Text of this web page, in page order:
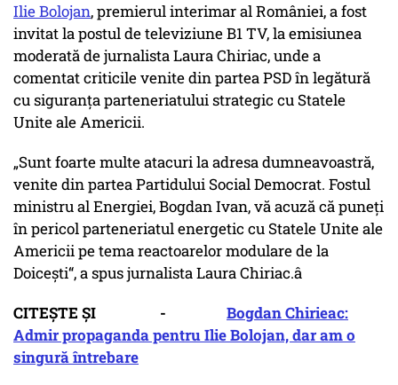
Ilie Bolojan, premierul interimar al României, a fost
invitat la postul de televiziune B1 TV, la emisiunea
moderată de jurnalista Laura Chiriac, unde a
comentat criticile venite din partea PSD în legătură
cu siguranța parteneriatului strategic cu Statele
Unite ale Americii.
„Sunt foarte multe atacuri la adresa dumneavoastră,
venite din partea Partidului Social Democrat. Fostul
ministru al Energiei, Bogdan Ivan, vă acuză că puneți
în pericol parteneriatul energetic cu Statele Unite ale
Americii pe tema reactoarelor modulare de la
Doicești“, a spus jurnalista Laura Chiriac.â
CITEȘTE ȘI - Bogdan Chirieac:
Admir propaganda pentru Ilie Bolojan, dar am o
singură întrebare